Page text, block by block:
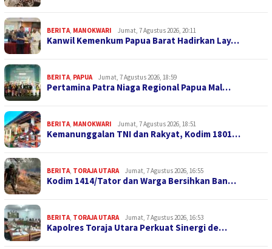
BERITA MANOKWARI Jumat, 7 Agustus 2026, 20:11
Kanwil Kemenkum Papua Barat Hadirkan Lay…
BERITA PAPUA Jumat, 7 Agustus 2026, 18:59
Pertamina Patra Niaga Regional Papua Mal…
BERITA MANOKWARI Jumat, 7 Agustus 2026, 18:51
Kemanunggalan TNI dan Rakyat, Kodim 1801…
BERITA TORAJA UTARA Jumat, 7 Agustus 2026, 16:55
Kodim 1414/Tator dan Warga Bersihkan Ban…
BERITA TORAJA UTARA Jumat, 7 Agustus 2026, 16:53
Kapolres Toraja Utara Perkuat Sinergi de…